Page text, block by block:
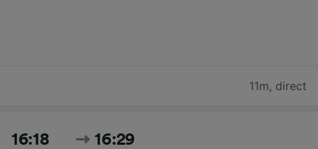
11m, direct
16:18 16:29